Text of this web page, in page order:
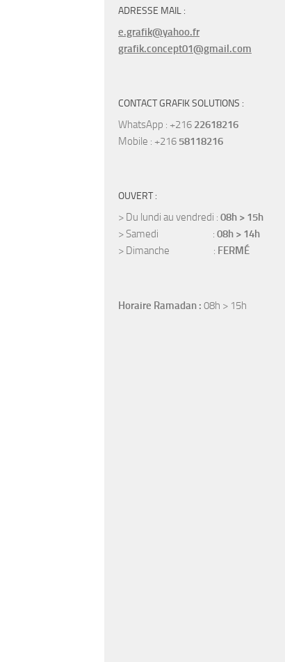
ADRESSE MAIL :
e.grafik@yahoo.fr
grafik.concept01@gmail.com
CONTACT GRAFIK SOLUTIONS :
WhatsApp : +216 22618216
Mobile : +216 58118216
OUVERT :
> Du lundi au vendredi : 08h > 15h
> Samedi : 08h > 14h
> Dimanche : FERMÉ
Horaire Ramadan : 08h > 15h